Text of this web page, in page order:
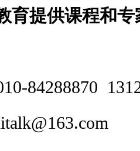
育提供课程和
84288870